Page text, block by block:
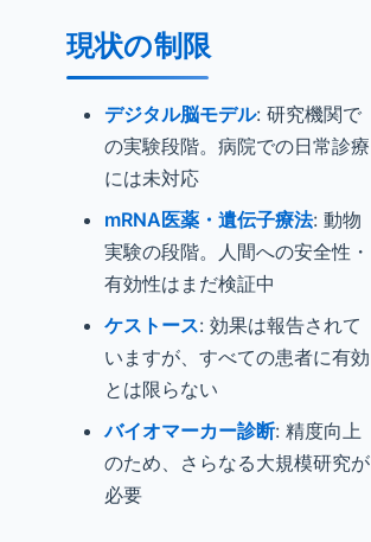
現状の制限
デジタル脳モデル: 研究機関で
の実験段階。病院での日常診療
には未対応
mRNA医薬・遺伝子療法: 動物
実験の段階。人間への安全性・
有効性はまだ検証中
ケストース: 効果は報告されて
いますが、すべての患者に有効
とは限らない
バイオマーカー診断: 精度向上
のため、さらなる大規模研究が
必要